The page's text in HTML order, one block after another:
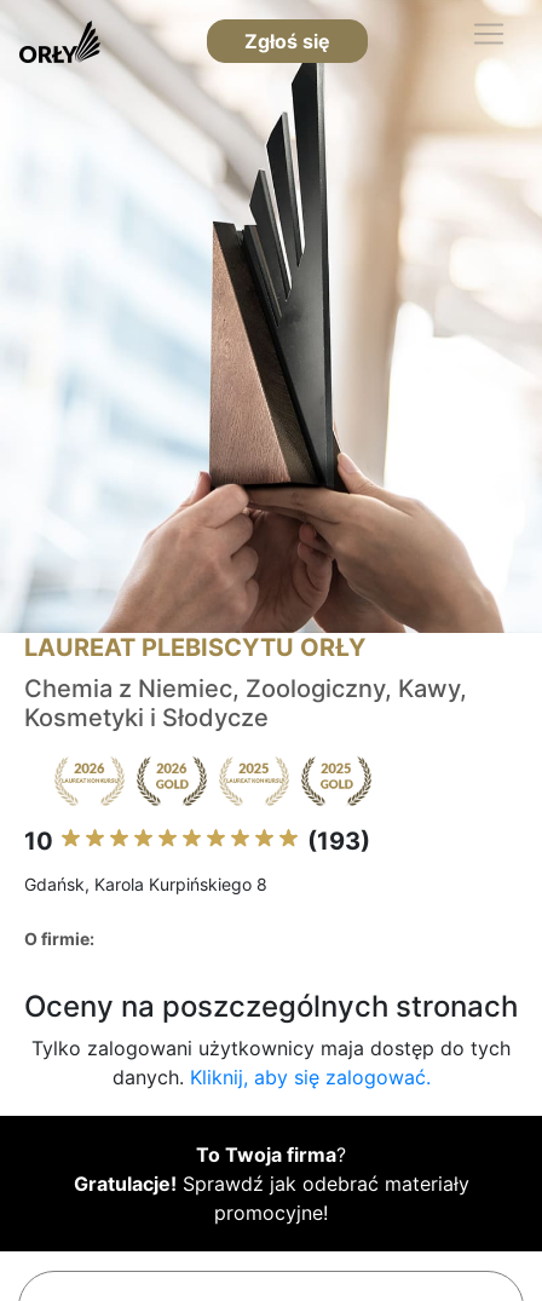
Zgłoś się
LAUREAT PLEBISCYTU ORŁY
Chemia z Niemiec, Zoologiczny, Kawy,
Kosmetyki i Słodycze
10 (193)
Gdańsk, Karola Kurpińskiego 8
O firmie:
Oceny na poszczególnych stronach
Tylko zalogowani użytkownicy maja dostęp do tych
danych. Kliknij, aby się zalogować.
To Twoja firma?
Gratulacje! Sprawdź jak odebrać materiały
promocyjne!